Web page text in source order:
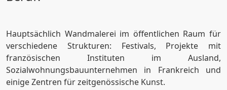
Hauptsächlich Wandmalerei im öffentlichen Raum für
verschiedene Strukturen: Festivals, Projekte mit
französischen Instituten im Ausland,
Sozialwohnungsbauunternehmen in Frankreich und
einige Zentren für zeitgenössische Kunst.